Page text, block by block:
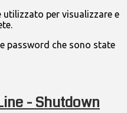
utilizzato per visualizzare e
password che sono state
- Shutdown